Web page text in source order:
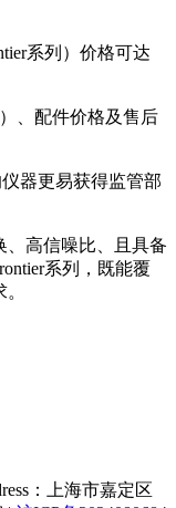
系列）价格可达
、配件价格及售后
器更易获得监管部
高信噪比、且具备
系列，既能覆
：上海市嘉定区